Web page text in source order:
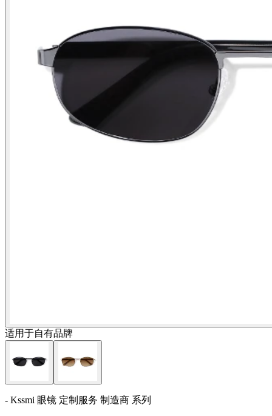
适用于自有品牌
- Kssmi 眼镜 定制服务 制造商 系列